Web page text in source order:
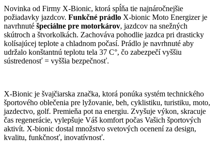
Novinka od Firmy X-Bionic, ktorá spĺňa tie najnáročnejšie
požiadavky jazdcov. Funkčné prádlo X-bionic Moto Energizer je
navrhnuté špeciálne pre motorkárov, jazdcov na snežných
skútroch a štvorkolkách. Zachováva pohodlie jazdca pri drasticky
kolísajúcej teplote a chladnom počasí. Prádlo je navrhnuté aby
udržalo konštantnú teplotu tela 37 C°, čo zabezpečí vyššiu
sústredenosť = vyššia bezpečnosť.
X-Bionic je švajčiarska značka, ktorá ponúka systém technického
športového oblečenia pre lyžovanie, beh, cyklistiku, turistiku, moto,
jazdectvo, golf. Premieňa pot na energiu. Zvyšuje výkon, skracuje
čas regenerácie, vylepšuje Váš komfort počas Vašich športových
aktivít. X-bionic dostal množstvo svetových ocenení za design,
kvalitu, funkčnosť, inovatívnosť.